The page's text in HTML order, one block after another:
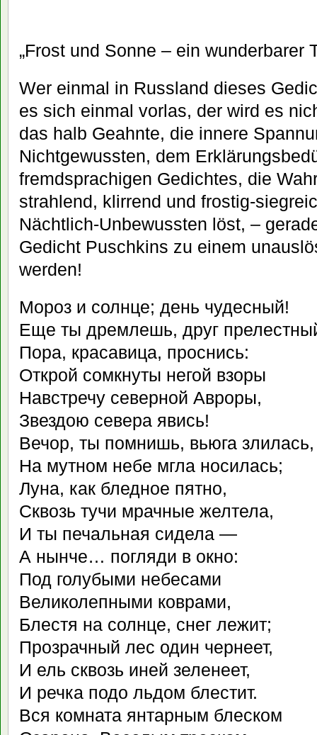
„Frost und Sonne – ein wunderbarer
Wer einmal in Russland dieses
es sich einmal vorlas, der wird es
das halb Geahnte, die innere
Nichtgewussten, dem
fremdsprachigen Gedichtes, die
strahlend, klirrend und frostig-
Nächtlich-Unbewussten löst, –
Gedicht Puschkins zu einem
werden!
Мороз и солнце; день чудесный!
Еще ты дремлешь, друг
Пора, красавица, проснись:
Открой сомкнуты негой взоры
Навстречу северной Авроры,
Звездою севера явись!
Вечор, ты помнишь, вьюга злилась,
На мутном небе мгла носилась;
Луна, как бледное пятно,
Сквозь тучи мрачные желтела,
И ты печальная сидела —
А нынче… погляди в окно:
Под голубыми небесами
Великолепными коврами,
Блестя на солнце, снег лежит;
Прозрачный лес один чернеет,
И ель сквозь иней зеленеет,
И речка подо льдом блестит.
Вся комната янтарным блеском